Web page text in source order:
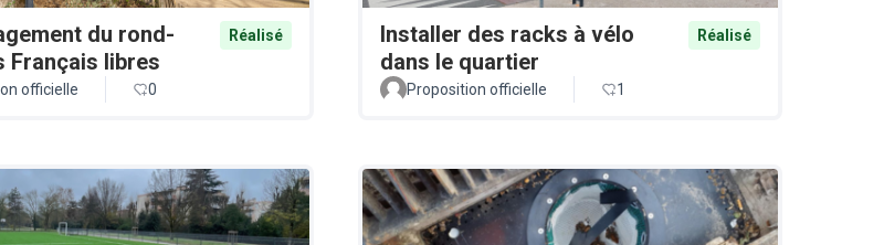
du rond-
Français libres
Réalisé
officielle 0
Installer des racks à vélo
dans le quartier
Réalisé
Proposition officielle 1